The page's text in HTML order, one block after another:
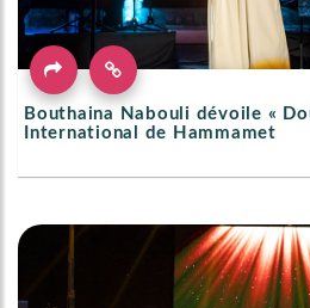
Bouthaina Nabouli dévoile «
International de Hammamet